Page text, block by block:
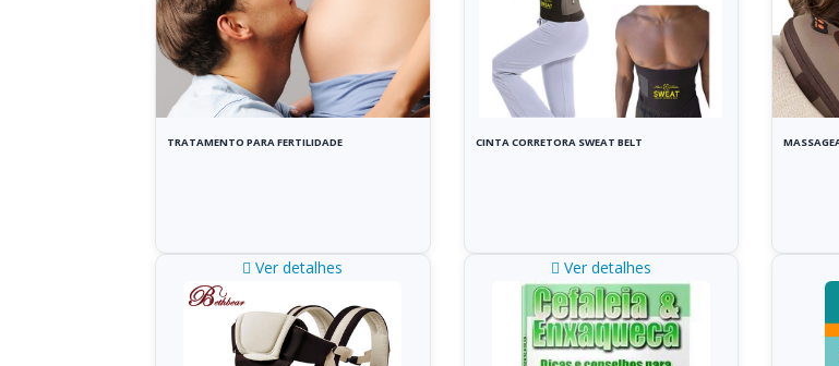
TRATAMENTO PARA FERTILIDADE CINTA CORRETORA SWEAT BELT
Ver detalhes Ver detalhes